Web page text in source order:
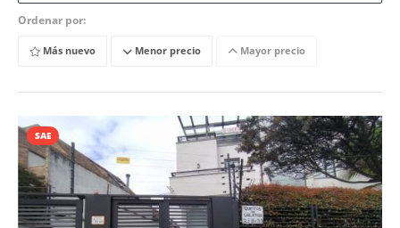
Ordenar por:
Más nuevo Menor precio Mayor precio
SAE